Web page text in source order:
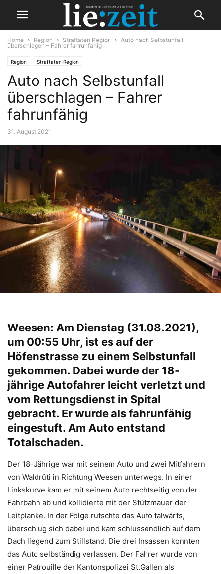
Home Region Straftaten Region
Auto nach Selbstunfall
überschlagen – Fahrer fahrunfähig
Region Straftaten Region
Auto nach Selbstunfall
überschlagen – Fahrer
fahrunfähig
31. August 2021
Weesen: Am Dienstag (31.08.2021),
um 00:55 Uhr, ist es auf der
Höfenstrasse zu einem Selbstunfall
gekommen. Dabei wurde der 18-
jährige Autofahrer leicht verletzt und
vom Rettungsdienst in Spital
gebracht. Er wurde als fahrunfähig
eingestuft. Am Auto entstand
Totalschaden.
Der 18-Jährige war mit seinem Auto und zwei Mitfahrern
von Waldrüti in Richtung Weesen unterwegs. In einer
Linkskurve kam er mit seinem Auto rechtseitig von der
Fahrbahn ab und kollidierte mit der Stützmauer der
Leitplanke. In der Folge rutschte das Auto talwärts,
überschlug sich dabei und kam schlussendlich auf dem
Dach liegend zum Stillstand. Die drei Insassen konnten
das Auto selbständig verlassen. Der Fahrer wurde von
einer Patrouille der Kantonspolizei St.Gallen als